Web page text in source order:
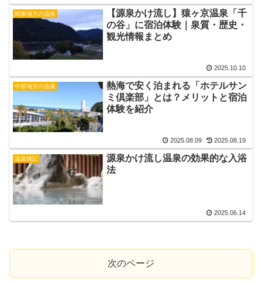
関東地方の温泉
【源泉かけ流し】猿ヶ京温泉「千
の谷」に宿泊体験｜泉質・歴史・
観光情報まとめ
2025.10.10
中部地方の温泉
熱海で安く泊まれる「ホテルサン
ミ倶楽部」とは？メリットと宿泊
体験を紹介
2025.08.09 2025.08.19
温泉雑記
源泉かけ流し温泉の効果的な入浴
法
2025.06.14
次のページ